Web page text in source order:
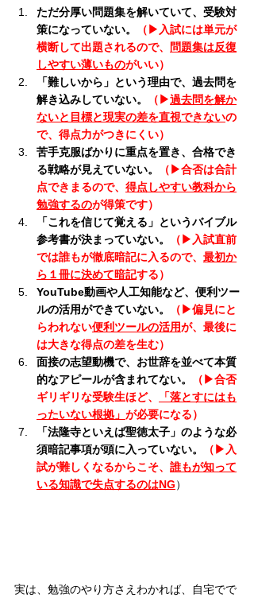
ただ分厚い問題集を解いていて、受験対
策になっていない。
（▶︎入試には単元が
横断して出題されるので、
問題集は反復
しやすい薄いものがいい）
「難しいから」という理由で、過去問を
解き込みしていない。
（▶︎過去問を解か
ないと目標と現実の差を直視できないの
で、得点力がつきにくい）
苦手克服ばかりに重点を置き、合格でき
る戦略が見えていない。
（▶︎合否は合計
点できまるので、 得点しやすい教科から
勉強するのが得策です）
「これを信じて覚える」というバイブル
参考書が決まっていない。
（▶︎入試直前
では誰もが徹底暗記に入るので、 最初か
ら１冊に決めて暗記する）
YouTube動画や人工知能など、便利ツー
ルの活用ができていない。
（▶︎偏見にと
らわれない便利ツールの活用が、最後に
は大きな得点の差を生む）
面接の志望動機で、お世辞を並べて本質
的なアピールが含まれてない。
（▶︎合否
ギリギリな受験生ほど、
「落とすにはも
ったいない根拠」 が必要になる）
「法隆寺といえば聖徳太子」のような必
須暗記事項が頭に入っていない。
（▶︎入
試が難しくなるからこそ、 誰もが知って
いる知識で失点するのはNG）
実は、勉強のやり方さえわかれば、自宅でで